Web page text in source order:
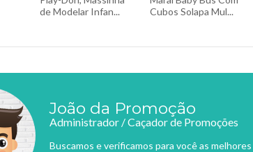
de Modelar Infan...
Cubos Solapa Mul...
João da Promoção
Administrador / Caçador de Promoções
Buscamos e verificamos para você as